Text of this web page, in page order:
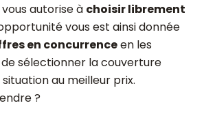
autorise à choisir librement
vous est ainsi donnée
en concurrenceen les
sélectionner la couverture
au meilleur prix.
?